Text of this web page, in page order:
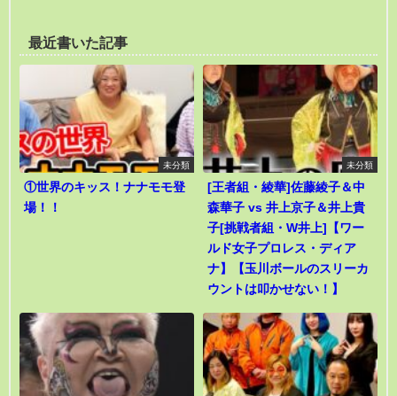
最近書いた記事
未分類
①世界のキッス！ナナモモ登
場！！
未分類
[王者組・綾華]佐藤綾子＆中
森華子 vs 井上京子＆井上貴
子[挑戦者組・W井上]【ワー
ルド女子プロレス・ディア
ナ】【玉川ボールのスリーカ
ウントは叩かせない！】